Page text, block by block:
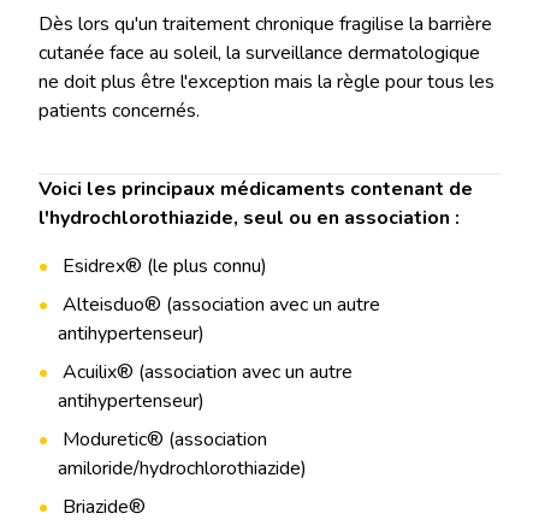
Dès lors qu'un traitement chronique fragilise la barrière
cutanée face au soleil, la surveillance dermatologique
ne doit plus être l'exception mais la règle pour tous les
patients concernés.
Voici les principaux médicaments contenant de
l'hydrochlorothiazide, seul ou en association :
Esidrex® (le plus connu)
Alteisduo® (association avec un autre
antihypertenseur)
Acuilix® (association avec un autre
antihypertenseur)
Moduretic® (association
amiloride/hydrochlorothiazide)
Briazide®